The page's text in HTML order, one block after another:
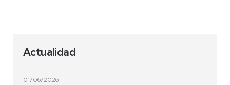
Actualidad
01/06/2026